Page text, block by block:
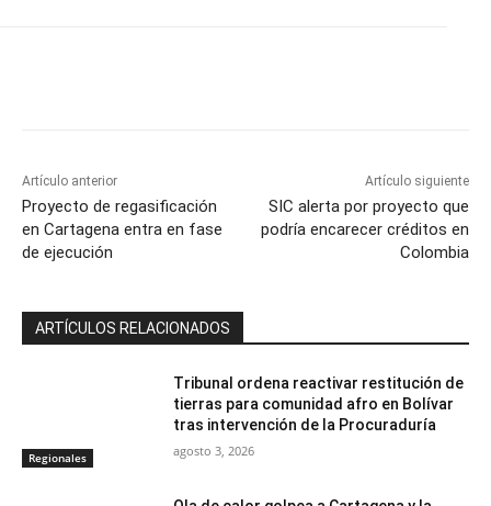
Artículo anterior
Proyecto de regasificación
en Cartagena entra en fase
de ejecución
Artículo siguiente
SIC alerta por proyecto que
podría encarecer créditos en
Colombia
ARTÍCULOS RELACIONADOS
Regionales
Tribunal ordena reactivar restitución de
tierras para comunidad afro en Bolívar
tras intervención de la Procuraduría
agosto 3, 2026